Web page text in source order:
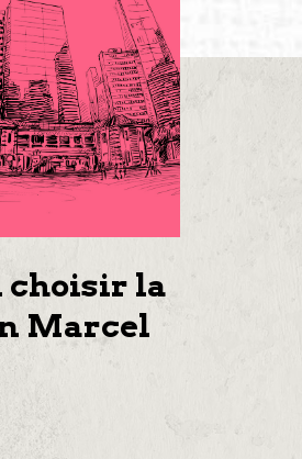
choisir la
Marcel